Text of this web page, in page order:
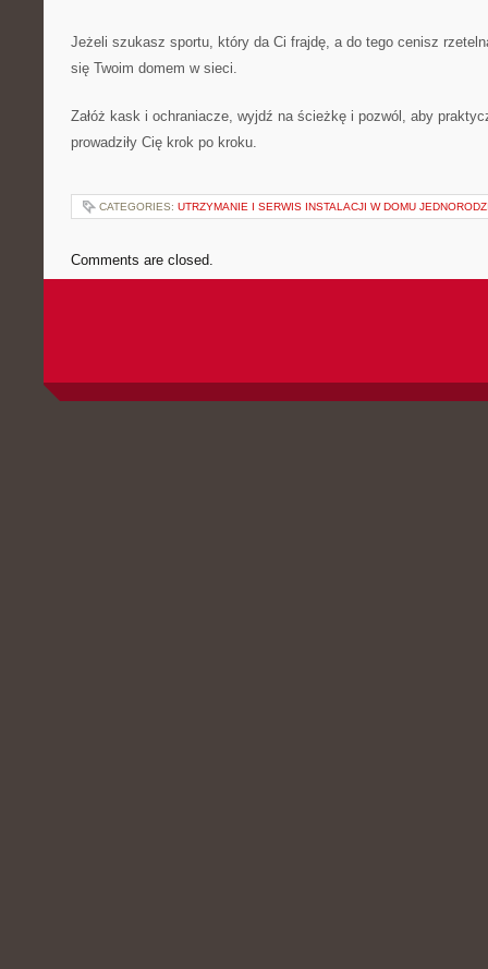
Jeżeli szukasz sportu, który da Ci frajdę, a do tego cenisz
się Twoim domem w sieci.
Załóż kask i ochraniacze, wyjdź na ścieżkę i pozwól, aby
prowadziły Cię krok po kroku.
CATEGORIES: UTRZYMANIE I SERWIS INSTALACJI W DOMU
Comments are closed.